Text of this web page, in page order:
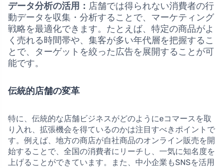
データ分析の活用： 店舗では得られない消費者の行
動データを収集・分析することで、マーケティング
戦略を最適化できます。たとえば、特定の商品がよ
く売れる時間帯や、集客が多い年代層を把握するこ
とで、ターゲットを絞った広告を展開することが可
能です。
伝統的店舗の変革
特に、伝統的な店舗ビジネスがどのようにeコマースを取
り入れ、拡張機会を得ているのかは注目すべきポイントで
す。例えば、地方の商店が自社商品のオンライン販売を開
始することで、全国の消費者にリーチし、一気に知名度を
上げることができています。また、中小企業もSNSを活用